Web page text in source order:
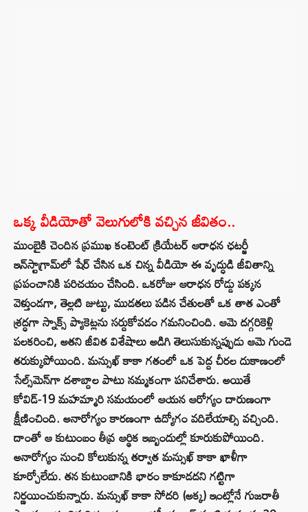
ఒక్క వీడియోతో వెలుగులోకి వచ్చిన జీవితం..
ముంబైకి చెందిన ప్రముఖ కంటెంట్ క్రియేటర్ ఆరాధన ఛటర్జీ
ఇన్‌స్టాగ్రామ్‌లో షేర్ చేసిన ఒక చిన్న వీడియో ఈ వృద్ధుడి జీవితాన్ని
ప్రపంచానికి పరిచయం చేసింది. ఒకరోజు ఆరాధన రోడ్డు పక్కన
వెళ్తుండగా, తెల్లటి జుట్టు, ముడతలు పడిన చేతులతో ఒక తాత ఎంతో
శ్రద్ధగా స్నాక్స్ ప్యాకెట్లను సర్దుకోవడం గమనించింది. ఆమె దగ్గరికెళ్లి
పలకరించి, అతని జీవిత విశేషాలు అడిగి తెలుసుకున్నప్పుడు ఆమె గుండె
తరుక్కుపోయింది. మన్సుఖ్ కాకా గతంలో ఒక పెద్ద చీరల దుకాణంలో
సేల్స్‌మెన్‌గా దశాబ్దాల పాటు నమ్మకంగా పనిచేశారు. అయితే
కోవిడ్-19 మహమ్మారి సమయంలో ఆయన ఆరోగ్యం దారుణంగా
క్షీణించింది. అనారోగ్యం కారణంగా ఉద్యోగం వదిలేయాల్సి వచ్చింది.
దాంతో ఆ కుటుంబం తీవ్ర ఆర్థిక ఇబ్బందుల్లో కూరుకుపోయింది.
అనారోగ్యం నుంచి కోలుకున్న తర్వాత మన్సుఖ్ కాకా ఖాళీగా
కూర్చోలేదు. తన కుటుంబానికి భారం కాకూడదని గట్టిగా
నిర్ణయించుకున్నారు. మన్సుఖ్ కాకా సోదరి (అక్క) ఇంట్లోనే గుజరాతీ